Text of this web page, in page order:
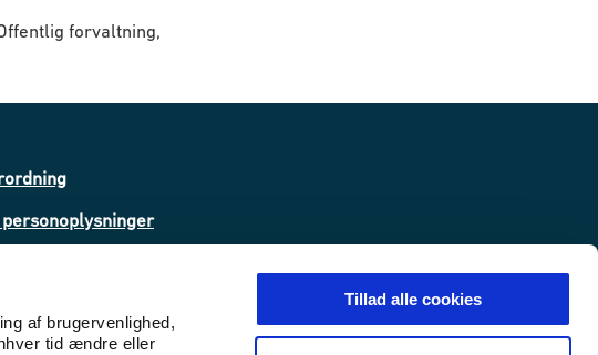
af brugervenlighed,
tid ændre eller
Tillad alle cookies
forvaltning,
(WAS)